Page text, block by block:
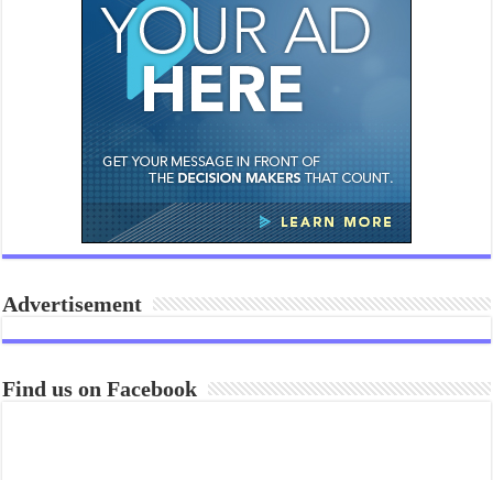
Advertisement
Find us on Facebook